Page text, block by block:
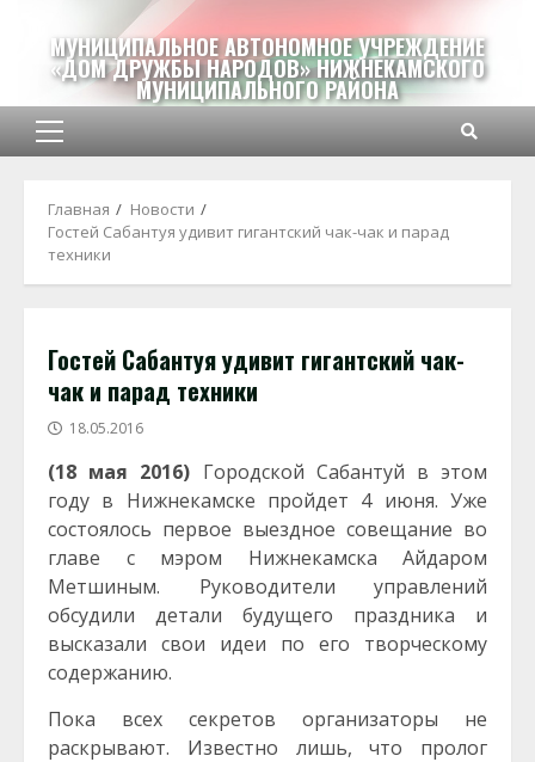
содержимому
МУНИЦИПАЛЬНОЕ АВТОНОМНОЕ УЧРЕЖДЕНИЕ
«ДОМ ДРУЖБЫ НАРОДОВ» НИЖНЕКАМСКОГО
МУНИЦИПАЛЬНОГО РАЙОНА
Основное
Главная
Новости
Гостей Сабантуя удивит гигантский чак-чак и парад
техники
Гостей Сабантуя удивит гигантский чак-
чак и парад техники
18.05.2016
(18 мая 2016) Городской Сабантуй в этом
году в Нижнекамске пройдет 4 июня. Уже
состоялось первое выездное совещание во
главе с мэром Нижнекамска Айдаром
Метшиным. Руководители управлений
обсудили детали будущего праздника и
высказали свои идеи по его творческому
содержанию.
Пока всех секретов организаторы не
раскрывают. Известно лишь, что пролог